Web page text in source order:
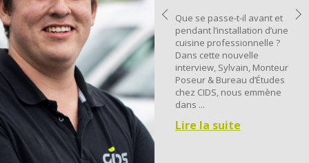
Que se passe-t-il avant et
pendant l’installation d’une
cuisine professionnelle ?
Dans cette nouvelle
interview, Sylvain, Monteur
Poseur & Bureau d’Études
chez CIDS, nous emmène
dans ...
Lire la suite